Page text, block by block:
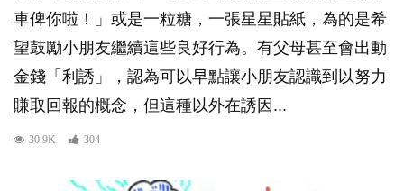
車俾你啦！」或是一粒糖，一張星星貼紙，為的是希
望鼓勵小朋友繼續這些良好行為。有父母甚至會出動
金錢「利誘」，認為可以早點讓小朋友認識到以努力
賺取回報的概念，但這種以外在誘因...
30.9K 304